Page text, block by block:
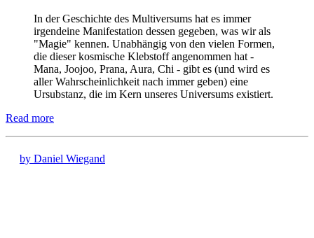
In der Geschichte des Multiversums hat es immer
irgendeine Manifestation dessen gegeben, was wir als
"Magie" kennen. Unabhängig von den vielen Formen,
die dieser kosmische Klebstoff angenommen hat -
Mana, Joojoo, Prana, Aura, Chi - gibt es (und wird es
aller Wahrscheinlichkeit nach immer geben) eine
Ursubstanz, die im Kern unseres Universums existiert.
Read more
by Daniel Wiegand